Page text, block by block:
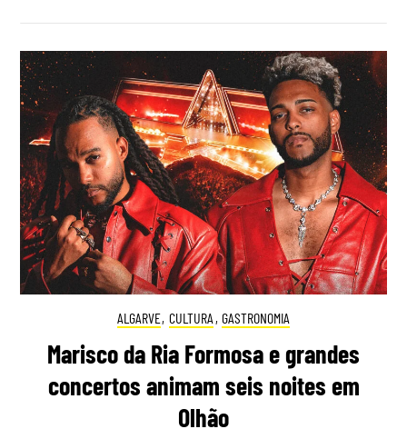
ALGARVE, CULTURA , GASTRONOMIA
Marisco da Ria Formosa e grandes
concertos animam seis noites em
Olhão